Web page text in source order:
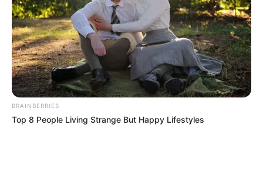
BRAINBERRIES
Top 8 People Living Strange But Happy Lifestyles